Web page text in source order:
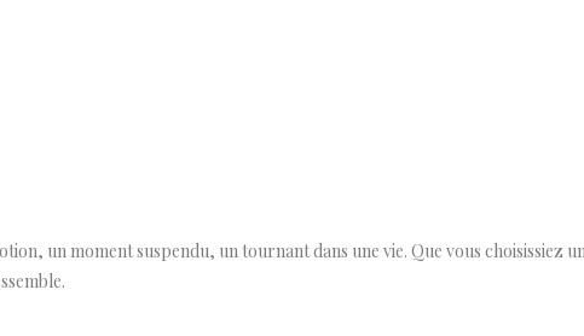
un moment suspendu, un tournant dans une vie. Que vous choisissiez